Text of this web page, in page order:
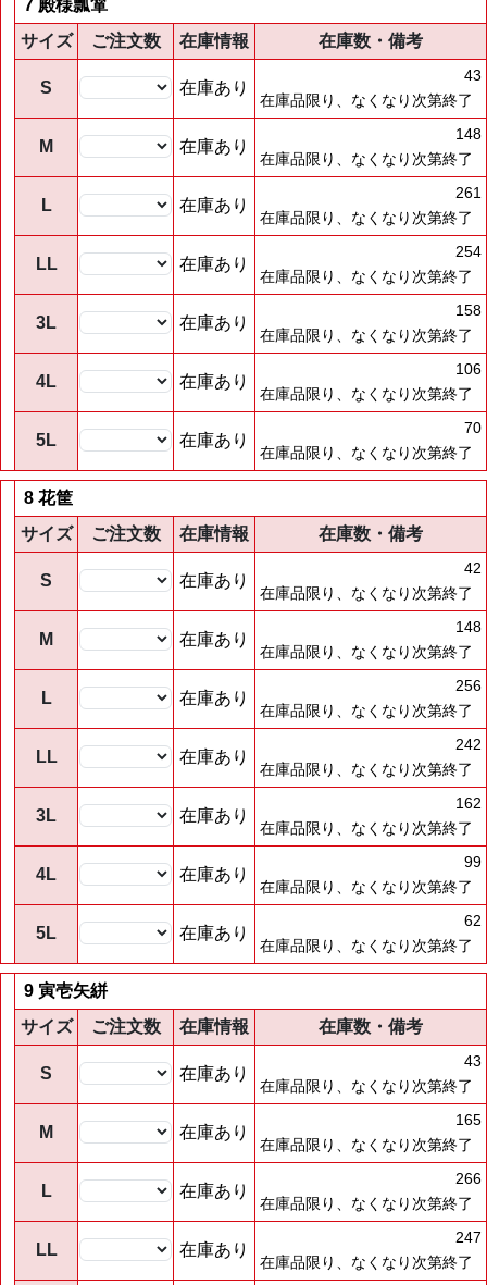
7 殿様瓢箪
サイズ
ご注文数 在庫情報 在庫数・備考
S 在庫あり
43
在庫品限り、なくなり次第終了
M 在庫あり
148
在庫品限り、なくなり次第終了
L 在庫あり
261
在庫品限り、なくなり次第終了
LL 在庫あり
254
在庫品限り、なくなり次第終了
3L 在庫あり
158
在庫品限り、なくなり次第終了
4L 在庫あり
106
在庫品限り、なくなり次第終了
5L 在庫あり
70
在庫品限り、なくなり次第終了
8 花筐
サイズ
ご注文数 在庫情報 在庫数・備考
S 在庫あり
42
在庫品限り、なくなり次第終了
M 在庫あり
148
在庫品限り、なくなり次第終了
L 在庫あり
256
在庫品限り、なくなり次第終了
LL 在庫あり
242
在庫品限り、なくなり次第終了
3L 在庫あり
162
在庫品限り、なくなり次第終了
4L 在庫あり
99
在庫品限り、なくなり次第終了
5L 在庫あり
62
在庫品限り、なくなり次第終了
9 寅壱矢絣
サイズ
ご注文数 在庫情報 在庫数・備考
S 在庫あり
43
在庫品限り、なくなり次第終了
M 在庫あり
165
在庫品限り、なくなり次第終了
L 在庫あり
266
在庫品限り、なくなり次第終了
LL 在庫あり
247
在庫品限り、なくなり次第終了